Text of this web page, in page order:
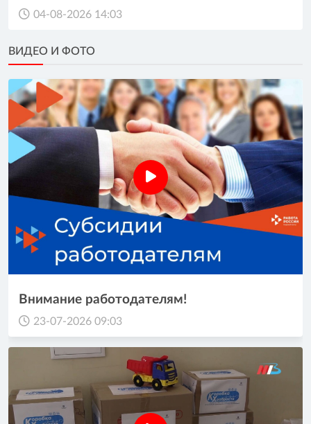
04-08-2026 14:03
ВИДЕО И ФОТО
Внимание работодателям!
23-07-2026 09:03